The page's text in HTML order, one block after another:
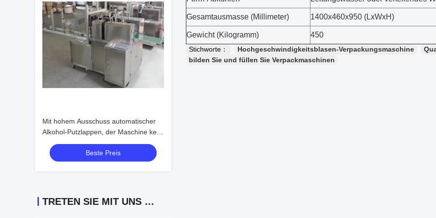
Mit hohem Ausschuss automatischer
Alkohol-Putzlappen, der Maschine kein
Durchsickern keine Blasen macht
Beste Preis
TRETEN SIE MIT UNS IN VERBINDUNG
Gesamtausmasse (Millimeter) 1400x460x950 (LxWxH)
Gewicht (Kilogramm) 450
Stichworte： Hochgeschwindigkeitsblasen-Verpackungsmaschine
bilden Sie und füllen Sie Verpackmaschinen